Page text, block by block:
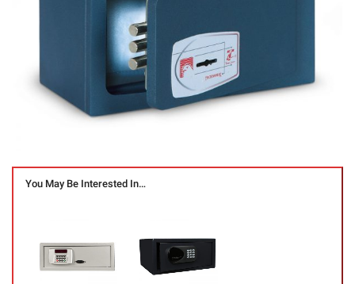
You May Be Interested In…